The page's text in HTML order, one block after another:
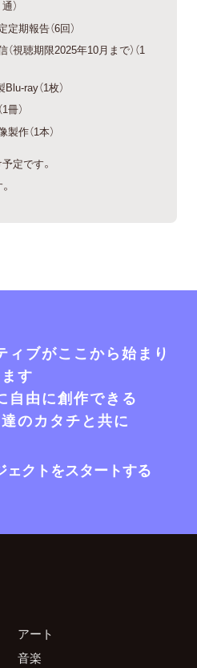
）
期報告（6回）
視聴期限2025年10月まで）（1
ray（1枚）
冊）
作（1本）
定です。
ィブがここから始まり
ます
自由に創作できる
のカタチと共に
ェクトをスタートする
アート
音楽